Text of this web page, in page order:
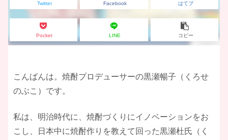
Twitter Facebook はてブ
Pocket LINE コピー
こんばんは。焼酎プロデューサーの黒瀬暢子（くろせ
のぶこ）です。
私は、明治時代に、焼酎づくりにイノベーションをお
こし、日本中に焼酎作りを教えて回った黒瀬杜氏（く